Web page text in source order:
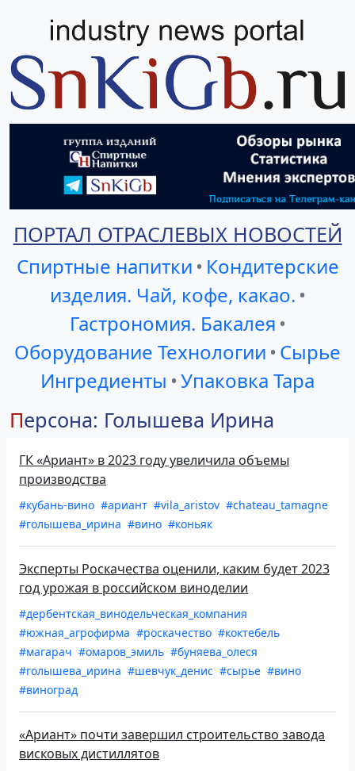
ПОРТАЛ ОТРАСЛЕВЫХ НОВОСТЕЙ
Спиртные напитки • Кондитерские
изделия. Чай, кофе, какао. •
Гастрономия. Бакалея •
Оборудование Технологии • Сырье
Ингредиенты •Упаковка Тара
Персона: Голышева Ирина
ГК «Ариант» в 2023 году увеличила объемы
производства
#кубань-вино #ариант #vila_aristov #chateau_tamagne
#голышева_ирина #вино #коньяк
Эксперты Роскачества оценили, каким будет 2023
год урожая в российском виноделии
#дербентская_винодельческая_компания
#южная_агрофирма #роскачество #коктебель
#магарач #омаров_эмиль #буняева_олеся
#голышева_ирина #шевчук_денис #сырье #вино
#виноград
«Ариант» почти завершил строительство завода
висковых дистиллятов